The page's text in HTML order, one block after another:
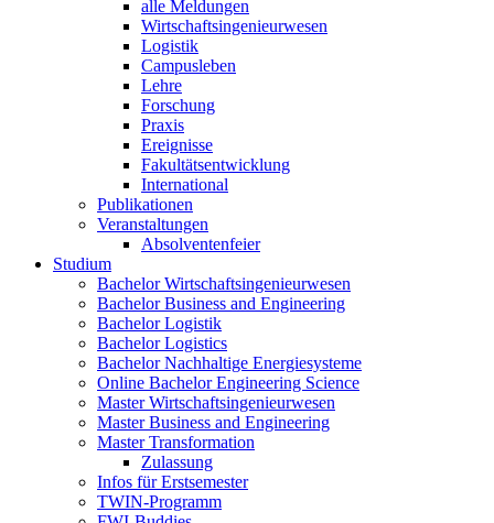
alle Meldungen
Wirtschaftsingenieurwesen
Logistik
Campusleben
Lehre
Forschung
Praxis
Ereignisse
Fakultätsentwicklung
International
Publikationen
Veranstaltungen
Absolventenfeier
Studium
Bachelor Wirtschaftsingenieurwesen
Bachelor Business and Engineering
Bachelor Logistik
Bachelor Logistics
Bachelor Nachhaltige Energiesysteme
Online Bachelor Engineering Science
Master Wirtschaftsingenieurwesen
Master Business and Engineering
Master Transformation
Zulassung
Infos für Erstsemester
TWIN-Programm